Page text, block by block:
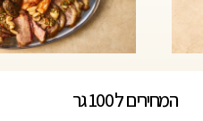
המחירים ל 100 גר